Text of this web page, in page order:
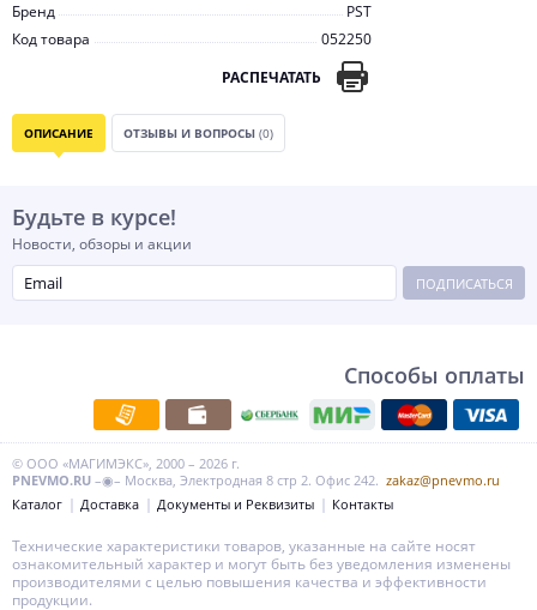
Бренд
PST
Код товара
052250
РАСПЕЧАТАТЬ
ОПИСАНИЕ ОТЗЫВЫ И ВОПРОСЫ (0)
Будьте в курсе!
Новости, обзоры и акции
ПОДПИСАТЬСЯ
Способы оплаты
© ООО «МАГИМЭКС», 2000 – 2026 г.
PNEVMO.RU –◉– Москва, Электродная 8 стр 2. Офис 242. zakaz@pnevmo.ru
Каталог
Доставка Документы и Реквизиты Контакты
Технические характеристики товаров, указанные на сайте носят
ознакомительный характер и могут быть без уведомления изменены
производителями с целью повышения качества и эффективности
продукции.